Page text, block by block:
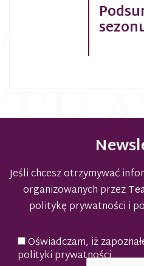
Jeśli chcesz otrzymywać
organizowanych przez
politykę prywatności i
Oświadczam, iż
polityki prywatności